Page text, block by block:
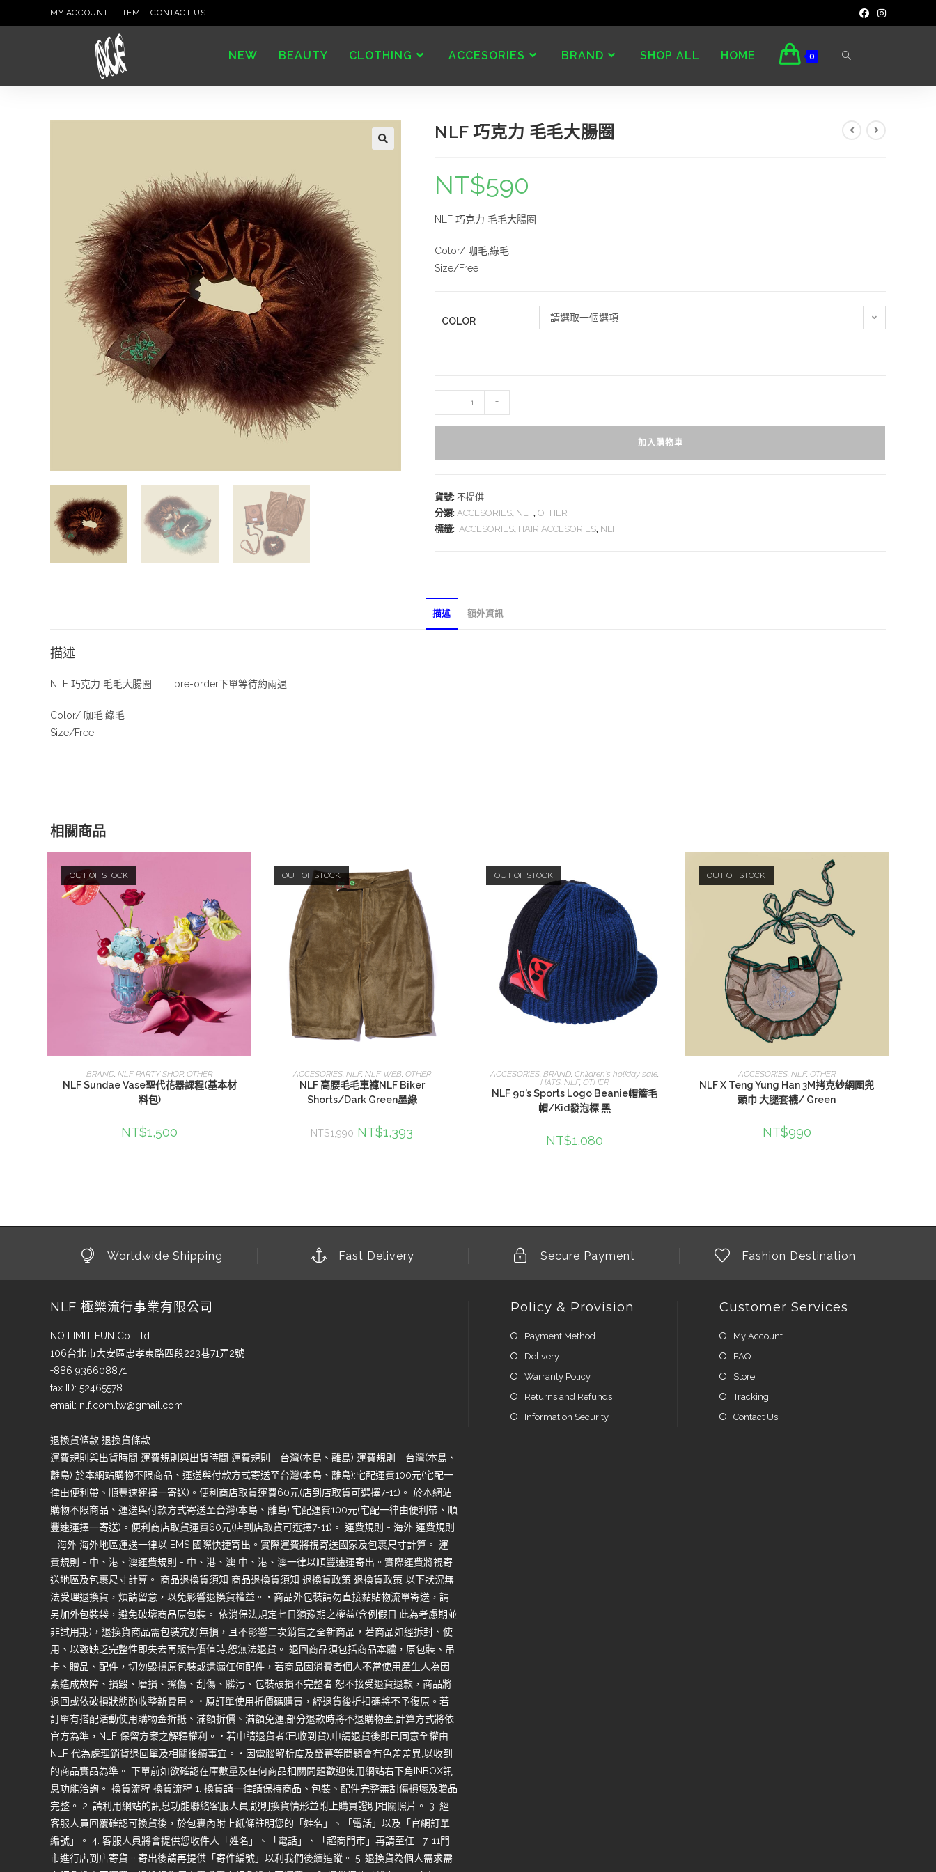
MY ACCOUNT ITEM CONTACT US
NEW BEAUTY CLOTHING ACCESORIES BRAND SHOP ALL HOME 0
NLF 巧克力 毛毛大腸圈
NT$590
NLF 巧克力 毛毛大腸圈
Color/ 咖毛,綠毛
Size/Free
COLOR 請選取一個選項
- +
加入購物車
貨號: 不提供
分類: ACCESORIES, NLF, OTHER
標籤: ACCESORIES, HAIR ACCESORIES, NLF
描述 額外資訊
描述
NLF 巧克力 毛毛大腸圈 pre-order下單等待約兩週
Color/ 咖毛,綠毛
Size/Free
相關商品
OUT OF STOCK
查看內容
BRAND NLF PARTY SHOP, OTHER
NLF Sundae Vase聖代花器課程(基本材
料包)
NT$1,500
OUT OF STOCK
選擇規格
ACCESORIES, NLF, NLF WEB, OTHER
NLF 高腰毛毛車褲NLF Biker
Shorts/Dark Green墨綠
NT$1,990 NT$1,393
OUT OF STOCK
查看內容
ACCESORIES, BRAND, Children's holiday sale,
HATS, NLF, OTHER
NLF 90’s Sports Logo Beanie帽簷毛
帽/Kid發泡標 黑
NT$1,080
OUT OF STOCK
查看內容
ACCESORIES, NLF, OTHER
NLF X Teng Yung Han 3M拷克紗網圍兜
頭巾 大腿套襪/ Green
NT$990
Worldwide Shipping Fast Delivery Secure Payment Fashion Destination
NLF 極樂流行事業有限公司
NO LIMIT FUN Co. Ltd
106台北市大安區忠孝東路四段223巷71弄2號
+886 936608871
tax ID: 52465578
email: nlf.com.tw@gmail.com
退換貨條款 退換貨條款
運費規則與出貨時間 運費規則與出貨時間 運費規則 - 台灣(本島、離島) 運費規則 - 台灣(本島、
離島) 於本網站購物不限商品、運送與付款方式寄送至台灣(本島、離島):宅配運費100元(宅配一
律由便利帶、順豐速運擇一寄送)。便利商店取貨運費60元(店到店取貨可選擇7-11)。 於本網站
購物不限商品、運送與付款方式寄送至台灣(本島、離島):宅配運費100元(宅配一律由便利帶、順
豐速運擇一寄送)。便利商店取貨運費60元(店到店取貨可選擇7-11)。 運費規則 - 海外 運費規則
- 海外 海外地區運送一律以 EMS 國際快捷寄出。實際運費將視寄送國家及包裹尺寸計算。 運
費規則 - 中、港、澳運費規則 - 中、港、澳 中、港、澳一律以順豐速運寄出。實際運費將視寄
送地區及包裹尺寸計算。 商品退換貨須知 商品退換貨須知 退換貨政策 退換貨政策 以下狀況無
法受理退換貨，煩請留意，以免影響退換貨權益。 • 商品外包裝請勿直接黏貼物流單寄送，請
另加外包裝袋，避免破壞商品原包裝。 依消保法規定七日猶豫期之權益(含例假日,此為考慮期並
非試用期)，退換貨商品需包裝完好無損，且不影響二次銷售之全新商品，若商品如經拆封、使
用、以致缺乏完整性即失去再販售價值時,恕無法退貨。 退回商品須包括商品本體，原包裝、吊
卡、贈品、配件，切勿毀損原包裝或遺漏任何配件，若商品因消費者個人不當使用產生人為因
素造成故障、損毀、磨損、擦傷、刮傷、髒污、包裝破損不完整者,恕不接受退貨退款，商品將
退回或依破損狀態酌收整新費用。 • 原訂單使用折價碼購買，經退貨後折扣碼將不予復原。若
訂單有搭配活動使用購物金折抵、滿額折價、滿額免運,部分退款時將不退購物金,計算方式將依
官方為準，NLF 保留方案之解釋權利。 • 若申請退貨者(已收到貨),申請退貨後即已同意全權由
NLF 代為處理銷貨退回單及相關後續事宜。 • 因電腦解析度及螢幕等問題會有色差差異,以收到
的商品實品為準。 下單前如欲確認在庫數量及任何商品相關問題歡迎使用網站右下角INBOX訊
息功能洽詢。 換貨流程 換貨流程 1. 換貨請一律請保持商品、包裝、配件完整無刮傷損壞及贈品
完整。 2. 請利用網站的訊息功能聯絡客服人員,說明換貨情形並附上購買證明相關照片。 3. 經
客服人員回覆確認可換貨後，於包裹內附上紙條註明您的「姓名」、「電話」以及「官網訂單
編號」。 4. 客服人員將會提供您收件人「姓名」、「電話」、「超商門市」再請至任—7-11門
市進行店到店寄貨。寄出後請再提供「寄件編號」以利我們後續追蹤。 5. 退換貨為個人需求需
Policy & Provision
Payment Method
Delivery
Warranty Policy
Returns and Refunds
Information Security
Customer Services
My Account
FAQ
Store
Tracking
Contact Us